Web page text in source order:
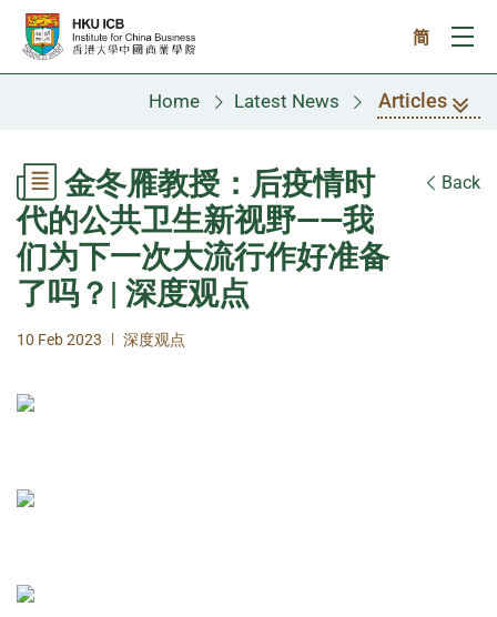
Skip to main content
简
Home Latest News Articles
金冬雁教授：后疫情时
代的公共卫生新视野——我
们为下一次大流行作好准备
了吗？| 深度观点
Back
10 Feb 2023 | 深度观点